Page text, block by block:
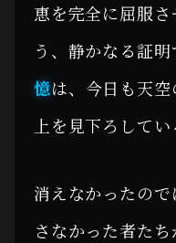
恵を完全に屈服
う、静かなる証
憶は、今日も天
上を見下ろしてい
消えなかったの
さなかった者たち